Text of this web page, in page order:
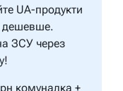
UA-продукти
дешевше.
ЗСУ через
комуналка +